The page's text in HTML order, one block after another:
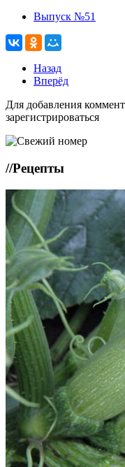
Выпуск №51
Назад
Вперёд
Для добавления
зарегистрироваться
//Рецепты